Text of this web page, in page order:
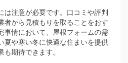
は注意が必要です。口コミや評判
者から見積もりを取ることをおす
事情において、屋根フォームの需
夏や寒い冬に快適な住まいを提供
期待できます。